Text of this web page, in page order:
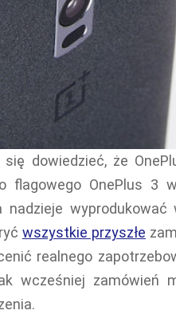
się dowiedzieć, że
flagowego OnePlus
nadzieje
wszystkie przyszłe
realnego
wcześniej zamówień